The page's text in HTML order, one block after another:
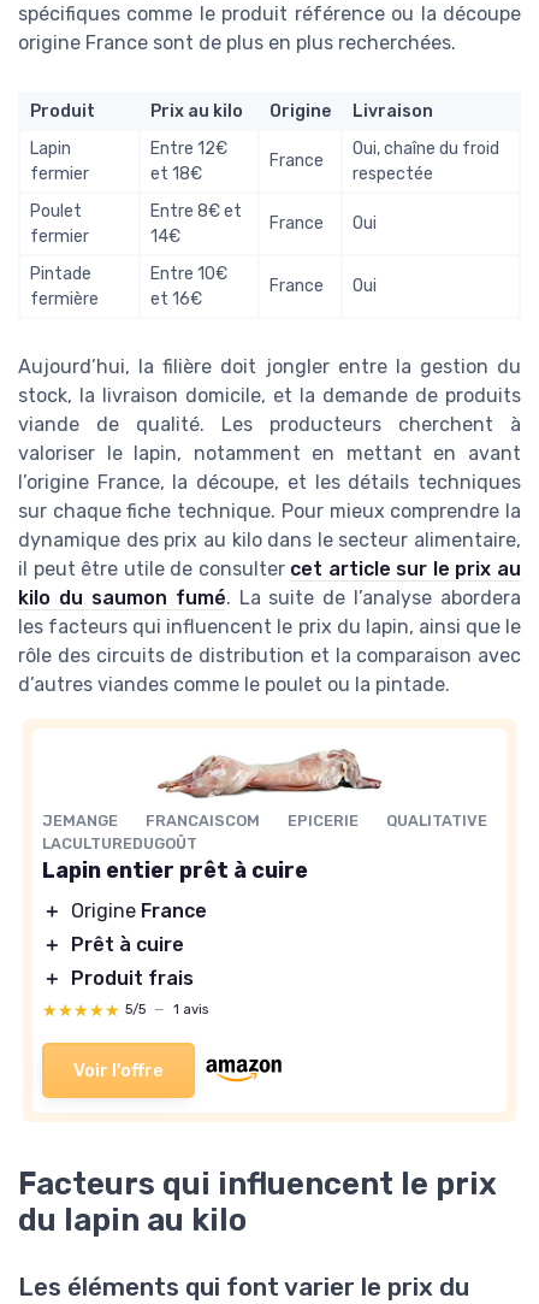
spécifiques comme le produit référence ou la découpe
origine France sont de plus en plus recherchées.
Produit Prix au kilo Origine
Livraison
Lapin
fermier
Entre 12€
et 18€
France
Oui, chaîne du froid
respectée
Poulet
fermier
Entre 8€ et
14€
France Oui
Pintade
fermière
Entre 10€
et 16€
France Oui
Aujourd’hui, la filière doit jongler entre la gestion du
stock, la livraison domicile, et la demande de produits
viande de qualité. Les producteurs cherchent à
valoriser le lapin, notamment en mettant en avant
l’origine France, la découpe, et les détails techniques
sur chaque fiche technique. Pour mieux comprendre la
dynamique des prix au kilo dans le secteur alimentaire,
il peut être utile de consulter cet article sur le prix au
kilo du saumon fumé. La suite de l’analyse abordera
les facteurs qui influencent le prix du lapin, ainsi que le
rôle des circuits de distribution et la comparaison avec
d’autres viandes comme le poulet ou la pintade.
JEMANGE FRANCAISCOM EPICERIE QUALITATIVE
LACULTUREDUGOÛT
Lapin entier prêt à cuire
＋ Origine France
＋
Prêt à cuire
＋
Produit frais
★★★★★
★★★★★ 5/5 — 1 avis
Voir l'offre
Facteurs qui influencent le prix
du lapin au kilo
Les éléments qui font varier le prix du